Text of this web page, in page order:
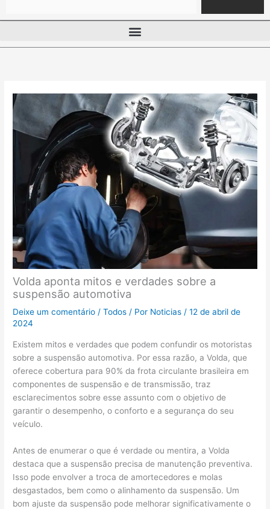
Volda aponta mitos e verdades sobre a
suspensão automotiva
Deixe um comentário /Todos / Por Noticias/12 de abril de
2024
Existem mitos e verdades que podem confundir os motoristas
sobre a suspensão automotiva. Por essa razão, a Volda, que
oferece cobertura para 90% da frota circulante brasileira em
componentes de suspensão e de transmissão, traz
esclarecimentos sobre esse assunto com o objetivo de
garantir o desempenho, o conforto e a segurança do seu
veículo.
Antes de enumerar o que é verdade ou mentira, a Volda
destaca que a suspensão precisa de manutenção preventiva.
Isso pode envolver a troca de amortecedores e molas
desgastados, bem como o alinhamento da suspensão. Um
bom ajuste da suspensão pode melhorar significativamente o